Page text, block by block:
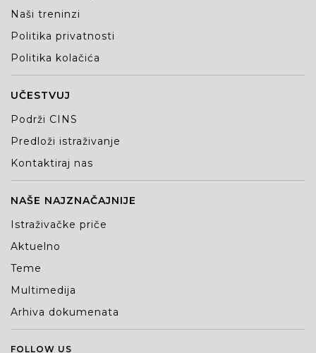
Naši treninzi
Politika privatnosti
Politika kolačića
UČESTVUJ
Podrži CINS
Predloži istraživanje
Kontaktiraj nas
NAŠE NAJZNAČAJNIJE
Istraživačke priče
Aktuelno
Teme
Multimedija
Arhiva dokumenata
FOLLOW US